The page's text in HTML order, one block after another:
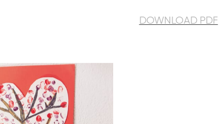
DOWNLOAD PDF